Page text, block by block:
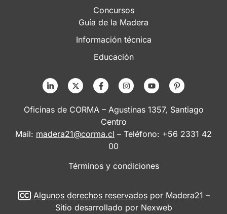
Concursos
Guía de la Madera
Información técnica
Educación
Oficinas de CORMA – Agustinas 1357, Santiago
Centro
Mail: madera21@corma.cl – Teléfono: +56 2331 42
00
Términos y condiciones
Algunos derechos reservadospor Madera21 –
Sitio desarrollado por Nexweb